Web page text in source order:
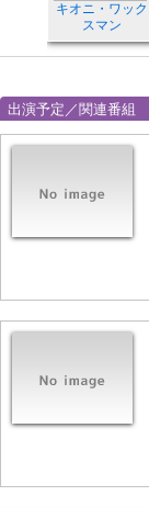
キオニ・ワック
スマン
出演予定／関連番組